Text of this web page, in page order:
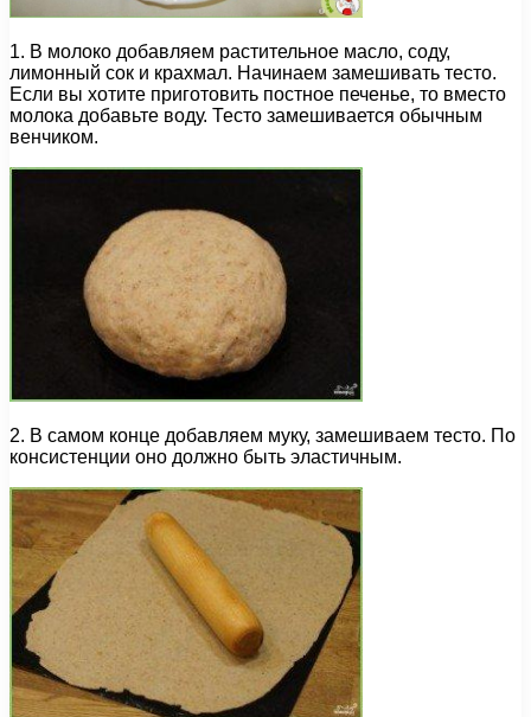
1. В молоко добавляем растительное масло, соду,
лимонный сок и крахмал. Начинаем замешивать тесто.
Если вы хотите приготовить постное печенье, то вместо
молока добавьте воду. Тесто замешивается обычным
венчиком.
2. В самом конце добавляем муку, замешиваем тесто. По
консистенции оно должно быть эластичным.